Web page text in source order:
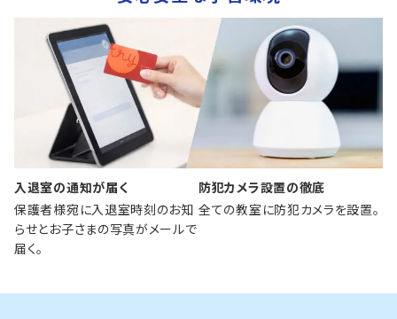
入退室の通知が届く
保護者様宛に入退室時刻のお知
らせとお子さまの写真がメールで
届く。
防犯カメラ設置の徹底
全ての教室に防犯カメラを設置。